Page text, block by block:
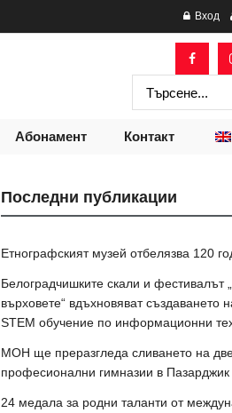
Вход
Абонамент Контакт
Последни публикации
Етнографският музей отбелязва 120
Белоградчишките скали и фестивалът
върховете“ вдъхновяват създаването
STEM обучение по информационни
МОН ще преразгледа сливането на
професионални гимназии в Пазарджик
24 медала за родни таланти от